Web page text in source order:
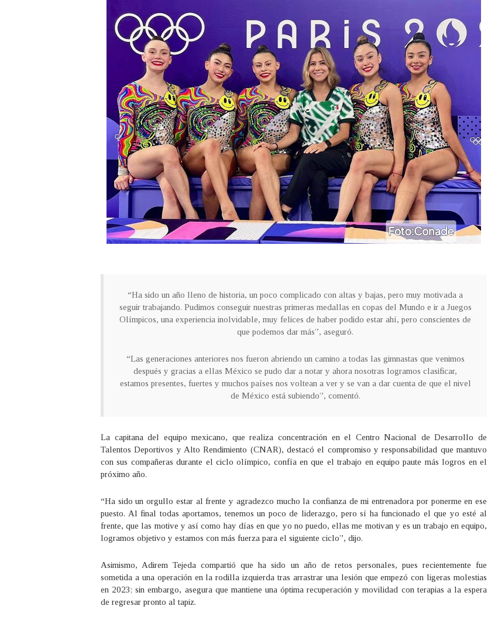
“Ha sido un año lleno de historia, un poco complicado con altas y bajas, pero muy motivada a
seguir trabajando. Pudimos conseguir nuestras primeras medallas en copas del Mundo e ir a Juegos
Olímpicos, una experiencia inolvidable, muy felices de haber podido estar ahí, pero conscientes de
que podemos dar más”, aseguró.
“Las generaciones anteriores nos fueron abriendo un camino a todas las gimnastas que venimos
después y gracias a ellas México se pudo dar a notar y ahora nosotras logramos clasificar,
estamos presentes, fuertes y muchos países nos voltean a ver y se van a dar cuenta de que el nivel
de México está subiendo”, comentó.
La capitana del equipo mexicano, que realiza concentración en el Centro Nacional de Desarrollo de
Talentos Deportivos y Alto Rendimiento (CNAR), destacó el compromiso y responsabilidad que mantuvo
con sus compañeras durante el ciclo olímpico, confía en que el trabajo en equipo paute más logros en el
próximo año.
“Ha sido un orgullo estar al frente y agradezco mucho la confianza de mi entrenadora por ponerme en ese
puesto. Al final todas aportamos, tenemos un poco de liderazgo, pero sí ha funcionado el que yo esté al
frente, que las motive y así como hay días en que yo no puedo, ellas me motivan y es un trabajo en equipo,
logramos objetivo y estamos con más fuerza para el siguiente ciclo”, dijo.
Asimismo, Adirem Tejeda compartió que ha sido un año de retos personales, pues recientemente fue
sometida a una operación en la rodilla izquierda tras arrastrar una lesión que empezó con ligeras molestias
en 2023; sin embargo, asegura que mantiene una óptima recuperación y movilidad con terapias a la espera
de regresar pronto al tapiz.